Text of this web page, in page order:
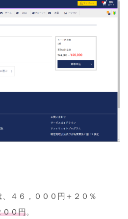
４６，０００円＋２０％
００円。